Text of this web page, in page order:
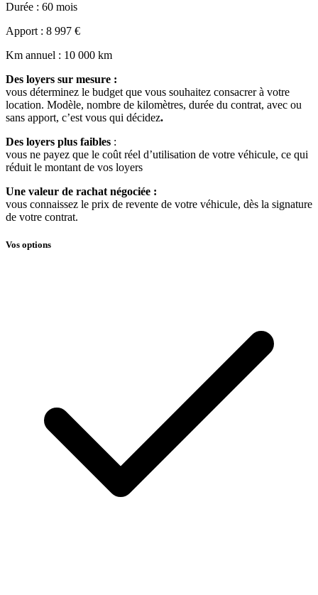
Durée : 60 mois
Apport : 8 997 €
Km annuel : 10 000 km
Des loyers sur mesure :
vous déterminez le budget que vous souhaitez consacrer à votre
location. Modèle, nombre de kilomètres, durée du contrat, avec ou
sans apport, c’est vous qui décidez.
Des loyers plus faibles :
vous ne payez que le coût réel d’utilisation de votre véhicule, ce qui
réduit le montant de vos loyers
Une valeur de rachat négociée :
vous connaissez le prix de revente de votre véhicule, dès la signature
de votre contrat.
Vos options